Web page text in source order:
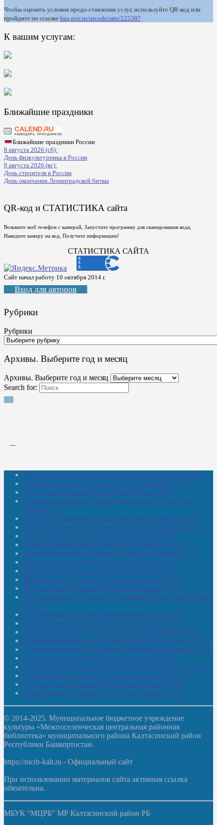
Чтобы оценить условия предо-ставления услуг, используйте QR-код или
пройдите по ссылке bus.gov.ru/qrcode/rate/225397
К вашим услугам:
Ближайшие праздники
Ближайшие праздники России
8 августа 2026 (сб):
День физкультурника в России
9 августа 2026 (вс):
День строителя в России
День окончания Ленинградской битвы
QR-код и СТАТИСТИКА сайта
Возьмите моб телефон с камерой, Запустите программу для сканирования кода,
Наведите камеру на код, Получите информацию!
СТАТИСТИКА САЙТА
Сайт начал работу 10 октября 2014 г.
Вход для авторов
Рубрики
Рубрики
Архивы. Выберите год и месяц
Архивы. Выберите год и месяц
Search for:
Межпоселенческая центральная районная библиотека
Амзибашевская сельская библиотека-филиал № 1
Бабаевская сельская библиотека-филиал № 2
Большекачаковская сельская модельная библиотека-
филиал № 7
Большекуразовская сельская библиотека-филиал № 3
Верхнетыхтемская сельская библиотека-филиал № 15
Калегинская сельская библиотека-филиал № 6
Калмашевская сельская библиотека-филиал № 5
Калмиябашевская сельская библиотека-филиал № 13
Калтасинская модельная детская библиотека
Кельтеевская сельская библиотека-филиал № 8
Киебаковская сельская библиотека-филиал № 9
Кокушевская сельская библиотека-филиал № 4
Краснохолмская сельская модельная библиотека-филиал
№ 21
Кутеремская сельская библиотека-филиал № 22
Кучашевская сельская библиотека-филиал № 11
Малокачаковская сельская библиотека-филиал № 12
Нижнекачмашевская сельская библиотека-филиал № 14
Новокильбахтинская сельская библиотека-филиал № 19
Сазовская сельская библиотека-филиал № 20
Староорьебашевская сельская библиотека-филиал № 16
Старояшевская сельская библиотека-филиал № 17
Тюльдинская сельская библиотека-филиал № 18
Чилибеевская сельская библиотека-филиал № 10
© 2014-2025. Муниципальное бюджетное учреждение
культуры «Межпоселенческая центральная районная
библиотека» муниципального района Калтасинский район
Республики Башкортостан.
https://mcrb-kalt.ru - Официальный сайт
При использовании материалов сайта активная ссылка
обязательна.
МБУК “МЦРБ” МР Калтасинский район РБ